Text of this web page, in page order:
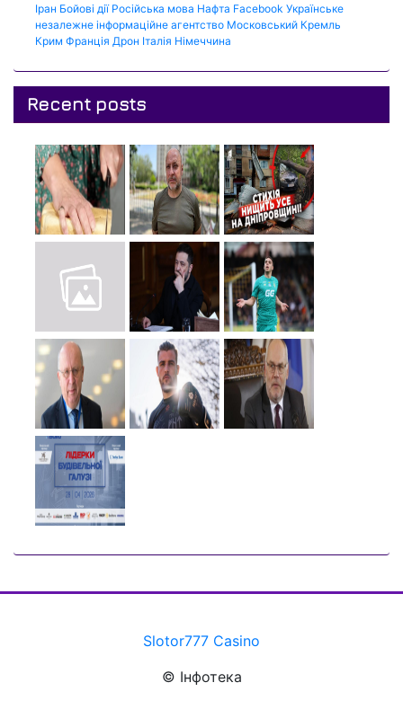
Іран Бойові дії Російська мова Нафта Facebook Українське
незалежне інформаційне агентство Московський Кремль
Крим Франція Дрон Італія Німеччина
Recent posts
Slotor777 Casino
© Інфотека